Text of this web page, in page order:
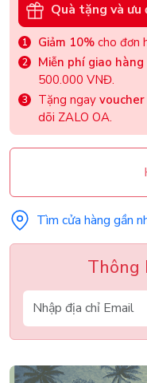
Quà tặng và ưu
Giảm 10% cho đơn
Miễn phí giao hàng
500.000 VNĐ.
Tặng ngay
dõi ZALO OA.
Tìm cửa hàng gần
Thông